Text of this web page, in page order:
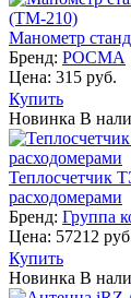
Манометр
Бренд: РОСМА
Цена: 315 руб.
Купить
Новинка В
Теплосчетчик
расходомерами
Бренд: Группа
Цена: 57212
Купить
Новинка В